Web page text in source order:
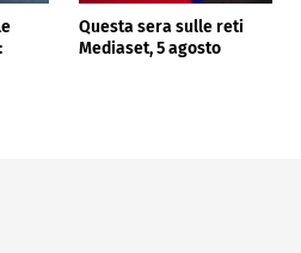
Questa sera sulle reti
Mediaset, 5 agosto